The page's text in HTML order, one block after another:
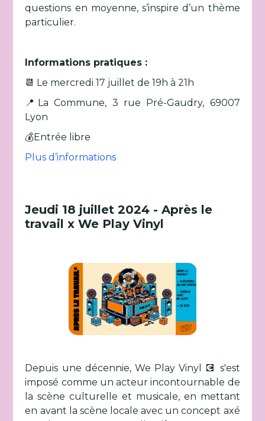
questions en moyenne, s’inspire d’un thème
particulier.
Informations pratiques :
📆 Le mercredi 17 juillet de 19h à 21h
📍La Commune, 3 rue Pré-Gaudry, 69007
Lyon
💰Entrée libre
Plus d’informations
Jeudi 18 juillet 2024 - Après le
travail x We Play Vinyl
Depuis une décennie, We Play Vinyl 💽 s'est
imposé comme un acteur incontournable de
la scène culturelle et musicale, en mettant
en avant la scène locale avec un concept axé